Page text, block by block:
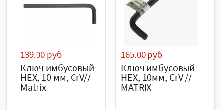
139.00 руб
Ключ имбусовый
HEX, 10 мм, CrV//
Matrix
165.00 руб
Ключ имбусовый
HEX, 10мм, CrV //
MATRIX